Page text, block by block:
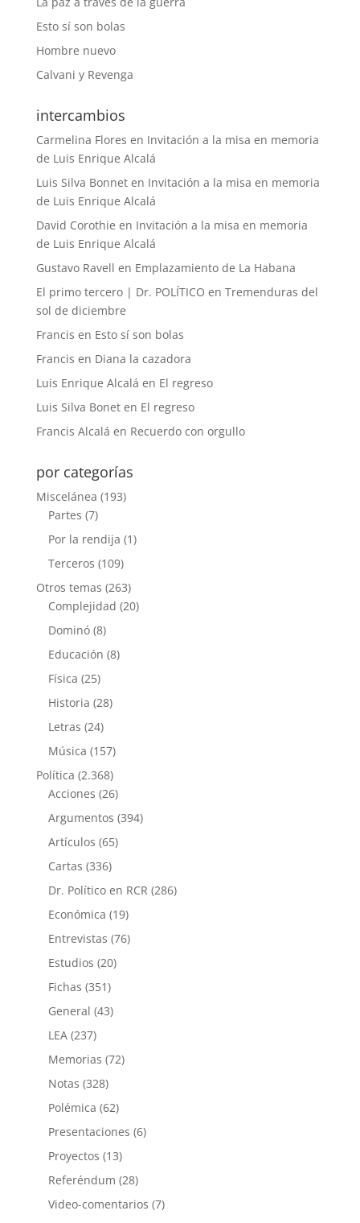
Esto sí son bolas
Hombre nuevo
Calvani y Revenga
intercambios
Carmelina Flores en Invitación a la misa en memoria
de Luis Enrique Alcalá
Luis Silva Bonneten Invitación a la misa en memoria
de Luis Enrique Alcalá
David Corothie en Invitación a la misa en memoria
de Luis Enrique Alcalá
Gustavo Ravell en Emplazamiento de La Habana
El primo tercero | Dr. POLÍTICO en Tremenduras del
sol de diciembre
Francis en Esto sí son bolas
Francis en Diana la cazadora
Luis Enrique Alcalá en El regreso
Luis Silva Boneten El regreso
Francis Alcalá en Recuerdo con orgullo
por categorías
Miscelánea (193)
Partes (7)
Por la rendija (1)
Terceros (109)
Otros temas (263)
Complejidad (20)
Dominó(8)
Educación (8)
Física (25)
Historia (28)
Letras (24)
Música (157)
Política (2.368)
Acciones (26)
Argumentos (394)
Artículos (65)
Cartas (336)
Dr. Político en RCR (286)
Económica (19)
Entrevistas (76)
Estudios (20)
Fichas (351)
General (43)
LEA(237)
Memorias (72)
Notas (328)
Polémica (62)
Presentaciones (6)
Proyectos (13)
Referéndum (28)
Video-comentarios (7)